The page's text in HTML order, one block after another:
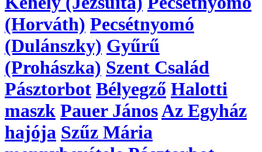
(Horváth) Pecsétnyomó
(Dulánszky) Gyűrű
(Prohászka) Szent Család
Pásztorbot Bélyegző Halotti
maszk Pauer JánosAz Egyház
hajója Szűz Mária